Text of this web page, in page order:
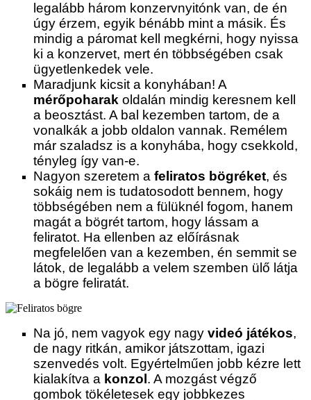
legalább három konzervnyitónk van, de én
úgy érzem, egyik bénább mint a másik. És
mindig a páromat kell megkérni, hogy nyissa
ki a konzervet, mert én többségében csak
ügyetlenkedek vele.
Maradjunk kicsit a konyhában! A
mérőpoharak oldalán mindig keresnem kell
a beosztást. A bal kezemben tartom, de a
vonalkák a jobb oldalon vannak. Remélem
már szaladsz is a konyhába, hogy csekkold,
tényleg így van-e.
Nagyon szeretem a feliratos bögréket, és
sokáig nem is tudatosodott bennem, hogy
többségében nem a fülüknél fogom, hanem
magát a bögrét tartom, hogy lássam a
feliratot. Ha ellenben az előírásnak
megfelelően van a kezemben, én semmit se
látok, de legalább a velem szemben ülő látja
a bögre feliratát.
Na jó, nem vagyok egy nagy videó játékos,
de nagy ritkán, amikor játszottam, igazi
szenvedés volt. Egyértelműen jobb kézre lett
kialakítva a konzol . A mozgást végző
gombok tökéletesek egy jobbkezes